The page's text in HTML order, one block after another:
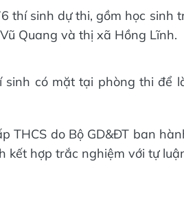
thí sinh dự thi, gồm học sinh
Quang và thị xã Hồng Lĩnh.
có mặt tại phòng thi để
THCS do Bộ GD&ĐT ban
kết hợp trắc nghiệm với tự